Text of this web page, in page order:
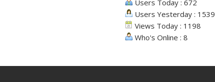
Users Today : 672
Users Yesterday : 1539
Views Today : 1198
Who's Online : 8